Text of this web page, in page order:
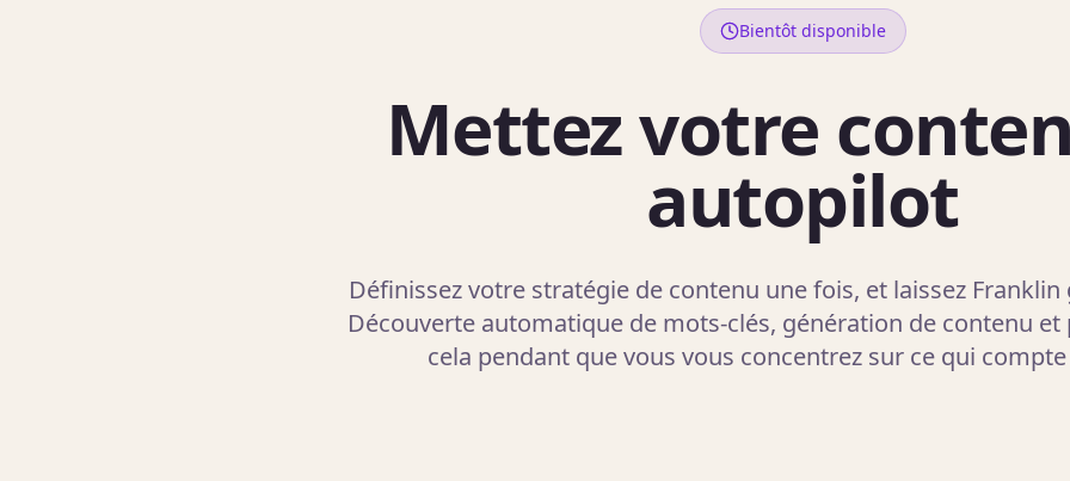
Bientôt disponible
Mettez votre
autopilot
Définissez votre stratégie de contenu une fois, et laissez
Découverte automatique de mots-clés, génération de contenu
cela pendant que vous vous concentrez sur ce qui